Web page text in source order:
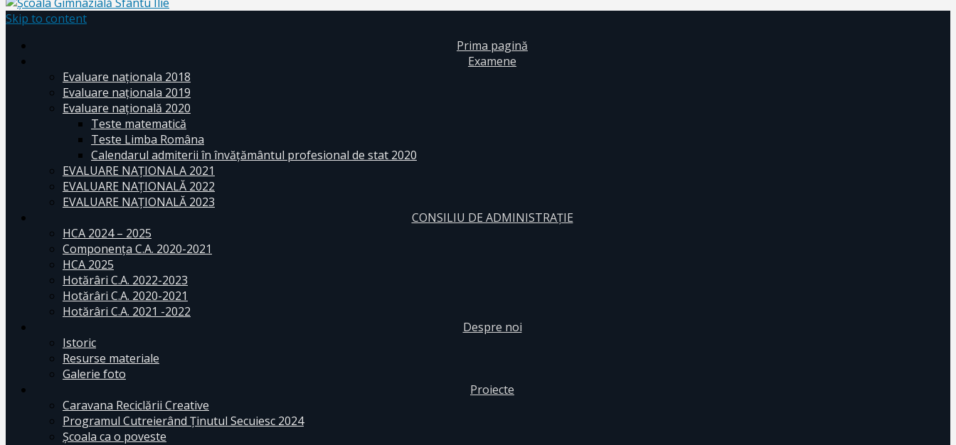
Skip to content
Prima pagină
Examene
Evaluare naționala 2018
Evaluare naționala 2019
Evaluare națională 2020
Teste matematică
Teste Limba Româna
Calendarul admiterii în învăţământul profesional de stat 2020
EVALUARE NAȚIONALA 2021
EVALUARE NAŢIONALĂ 2022
EVALUARE NAŢIONALĂ 2023
CONSILIU DE ADMINISTRAȚIE
HCA 2024 – 2025
Componența C.A. 2020-2021
HCA 2025
Hotărâri C.A. 2022-2023
Hotărâri C.A. 2020-2021
Hotărâri C.A. 2021 -2022
Despre noi
Istoric
Resurse materiale
Galerie foto
Proiecte
Caravana Reciclării Creative
Programul Cutreierând Ținutul Secuiesc 2024
Școala ca o poveste